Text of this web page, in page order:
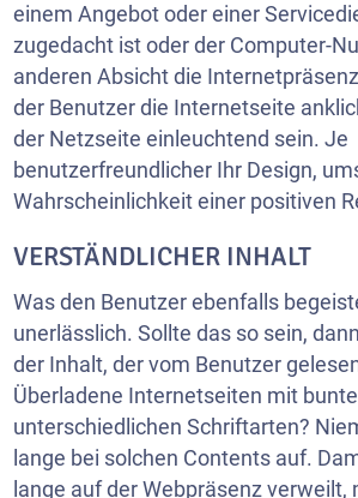
einem Angebot oder einer
zugedacht ist oder der Computer-
anderen Absicht die
der Benutzer die Internetseite
der Netzseite einleuchtend sein. Je
benutzerfreundlicher Ihr Design,
Wahrscheinlichkeit einer positiven
VERSTÄNDLICHER INHALT
Was den Benutzer ebenfalls
unerlässlich. Sollte das so sein,
der Inhalt, der vom Benutzer
Überladene Internetseiten mit
unterschiedlichen Schriftarten?
lange bei solchen Contents auf.
lange auf der Webpräsenz verweilt,